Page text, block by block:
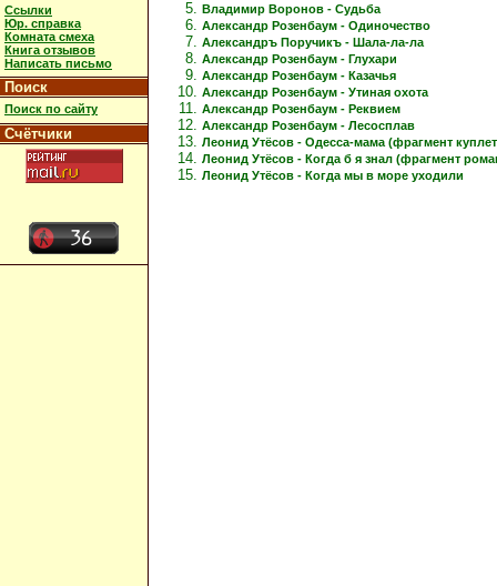
Ссылки
Юр. справка
Комната смеха
Книга отзывов
Написать письмо
Поиск
Поиск по сайту
Счётчики
Владимир Воронов - Судьба
Александр Розенбаум - Одиночество
Александръ Поручикъ - Шала-ла-ла
Александр Розенбаум - Глухари
Александр Розенбаум - Казачья
Александр Розенбаум - Утиная охота
Александр Розенбаум - Реквием
Александр Розенбаум - Лесосплав
Леонид Утёсов - Одесса-мама (фрагмент
Леонид Утёсов - Когда б я знал (фрагмент
Леонид Утёсов - Когда мы в море уходили